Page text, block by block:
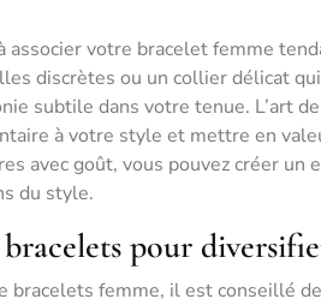
votre bracelet femme
discrètes ou un collier délicat
subtile dans votre tenue. L’art
à votre style et mettre en
avec goût, vous pouvez créer un
du style.
pour
bracelets femme, il est conseillé